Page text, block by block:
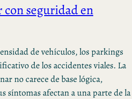
con seguridad en
de vehículos, los parkings
de los accidentes viales. La
no carece de base lógica,
síntomas afectan a una parte de la